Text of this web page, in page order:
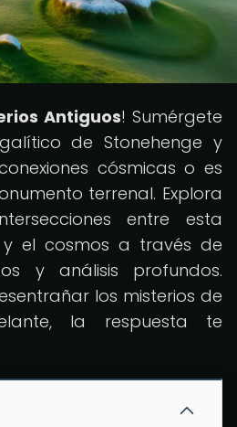
Antiguos! Sumérgete
de Stonehenge y
cósmicas o es
terrenal. Explora
entre esta
el cosmos a través de
y análisis profundos.
los misterios de
la respuesta te